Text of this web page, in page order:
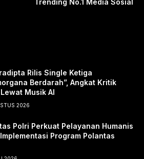
Rilis Single Ketiga
Berdarah”, Angkat Kritik
Musik AI
2026
Polri Perkuat Pelayanan Humanis
Program Polantas